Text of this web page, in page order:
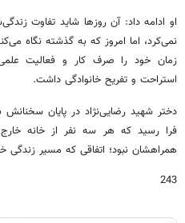
او ادامه داد: آن روزها شاید تفاوت
نمی‌کرد، اما امروز که به گذشته نگاه
زمان خود را صرف کار و فعالیت
استراحت و تفریح خانوادگی داشت.
دختر شهید رضایی‌نژاد در پایان
فرا رسید که هر سه نفر از خانه
همراهشان نبود؛ اتفاقی که مسیر زندگی
243